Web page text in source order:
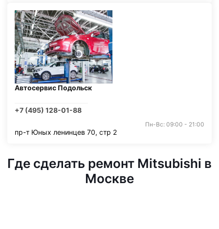
Автосервис Подольск
+7 (495) 128-01-88
Пн-Вс: 09:00 - 21:00
пр-т Юных ленинцев 70, стр 2
Где сделать ремонт Mitsubishi в
Москве